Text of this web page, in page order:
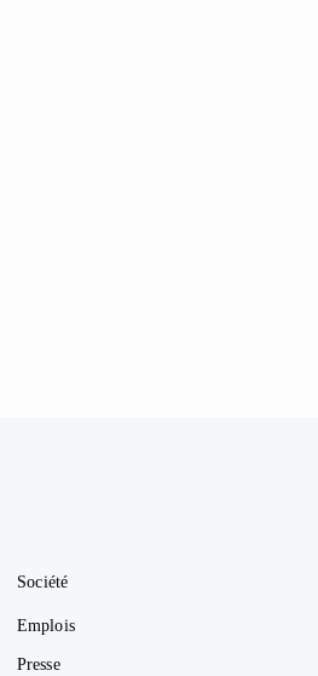
Société
Emplois
Presse